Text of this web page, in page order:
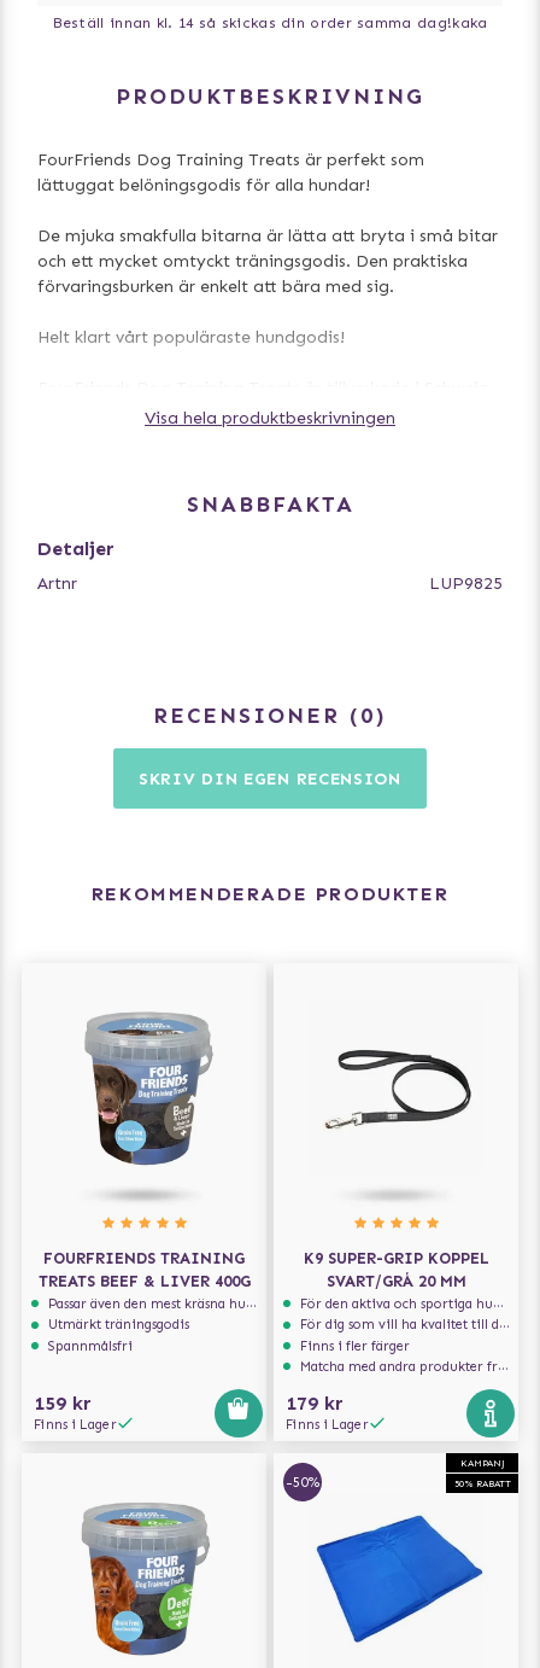
Beställ innan kl. 14 så skickas din order samma dag!kaka
PRODUKTBESKRIVNING
FourFriends Dog Training Treats är perfekt som
lättuggat belöningsgodis för alla hundar!
De mjuka smakfulla bitarna är lätta att bryta i små bitar
och ett mycket omtyckt träningsgodis. Den praktiska
förvaringsburken är enkelt att bära med sig.
Helt klart vårt populäraste hundgodis!
av kontrollerade råvaror.
- Ursprung Schweiz
- Hög kötthalt
Innehåll: Kalkonkött 59%, kalkonlever 12%,
Visa hela produktbeskrivningen
SNABBFAKTA
Detaljer
Artnr LUP9825
RECENSIONER 0
SKRIV DIN EGEN RECENSION
REKOMMENDERADE PRODUKTER
FOURFRIENDS TRAINING
TREATS BEEF & LIVER 400G
Passar även den mest kräsna hunden
Utmärkt träningsgodis
Spannmålsfri
159 kr
Finns i Lager
K9 SUPER-GRIP KOPPEL
SVART/GRÅ 20 MM
För den aktiva och sportiga hunden
För dig som vill ha kvalitet till din hund!
Finns i fler färger
Matcha med andra produkter från Julius-K9
179 kr
Finns i Lager
KAMPANJ
50% RABATT
-50%